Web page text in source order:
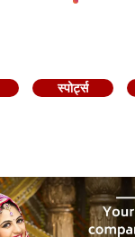
स्पोर्ट्स